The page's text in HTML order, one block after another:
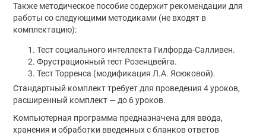
Также методическое пособие содержит рекомендации для
работы со следующими методиками (не входят в
комплектацию):
Тест социального интеллекта Гилфорда-Салливен.
Фрустрационный тест Розенцвейга.
Тест Торренса (модификация Л.А. Ясюковой).
Стандартный комплект требует для проведения 4 уроков,
расширенный комплект — до 6 уроков.
Компьютерная программа предназначена для ввода,
хранения и обработки введенных с бланков ответов